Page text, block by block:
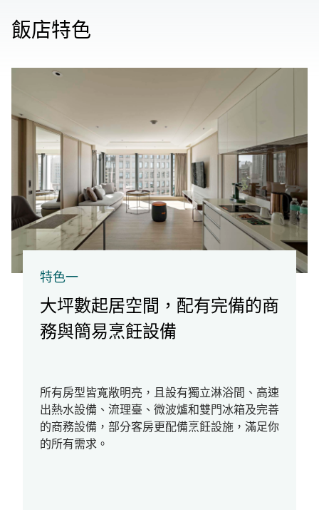
飯店特色
特色一
大坪數起居空間，配有完備的商
務與簡易烹飪設備
所有房型皆寬敞明亮，且設有獨立淋浴間、高速
出熱水設備、流理臺、微波爐和雙門冰箱及完善
的商務設備，部分客房更配備烹飪設施，滿足你
的所有需求。